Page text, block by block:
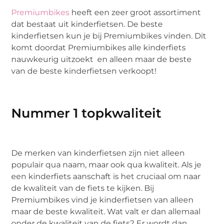
Premiumbikes heeft een zeer groot assortiment
dat bestaat uit kinderfietsen. De beste
kinderfietsen kun je bij Premiumbikes vinden. Dit
komt doordat Premiumbikes alle kinderfiets
nauwkeurig uitzoekt en alleen maar de beste
van de beste kinderfietsen verkoopt!
Nummer 1 topkwaliteit
De merken van kinderfietsen zijn niet alleen
populair qua naam, maar ook qua kwaliteit. Als je
een kinderfiets aanschaft is het cruciaal om naar
de kwaliteit van de fiets te kijken. Bij
Premiumbikes vind je kinderfietsen van alleen
maar de beste kwaliteit. Wat valt er dan allemaal